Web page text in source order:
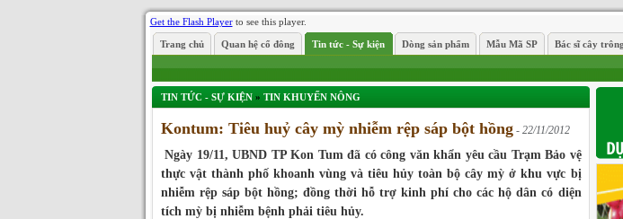
Get the Flash Playerto see this player.
Trang chủ Quan hệ cổ đông Tin tức - Sự kiện Dòng sản phẩm Mẫu Mã SP Bác sĩ cây trông
TIN TỨC - SỰ KIỆN » TIN KHUYẾN NÔNG
Kontum: Tiêu huỷ cây mỳ nhiễm rệp sáp bột hồng- 22/11/2012
Ngày 19/11, UBND TP Kon Tum đã có công văn khẩn yêu cầu Trạm Bảo vệ
thực vật thành phố khoanh vùng và tiêu hủy toàn bộ cây mỳ ở khu vực bị
nhiễm rệp sáp bột hồng; đồng thời hỗ trợ kinh phí cho các hộ dân có diện
tích mỳ bị nhiễm bệnh phải tiêu hủy.